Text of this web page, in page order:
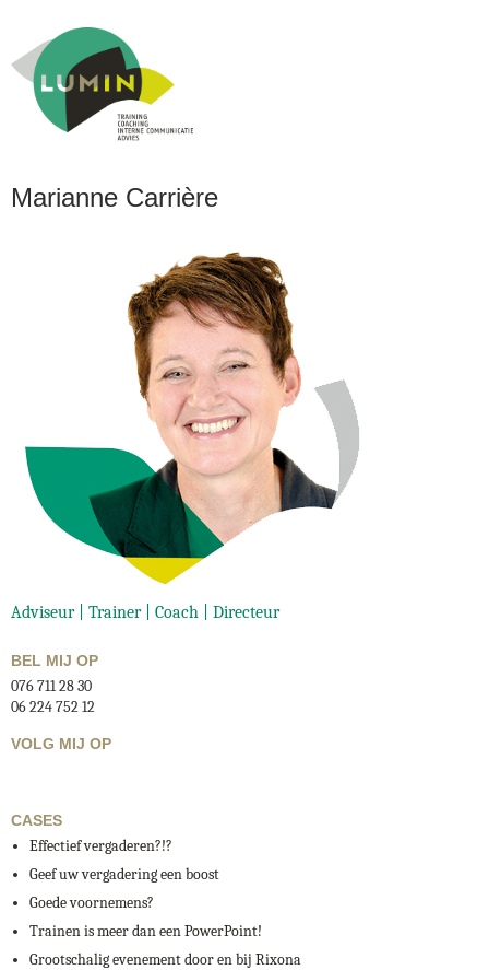
Marianne Carrière
Adviseur | Trainer | Coach | Directeur
BEL MIJ OP
076 711 28 30
06 224 752 12
VOLG MIJ OP
CASES
Effectief vergaderen?!?
Geef uw vergadering een boost
Goede voornemens?
Trainen is meer dan een PowerPoint!
Grootschalig evenement door en bij Rixona